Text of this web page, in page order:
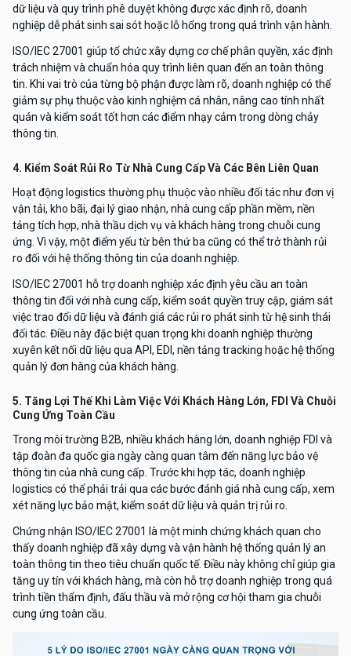
dữ liệu và quy trình phê duyệt không được xác định rõ, doanh
nghiệp dễ phát sinh sai sót hoặc lỗ hổng trong quá trình vận hành.
ISO/IEC 27001 giúp tổ chức xây dựng cơ chế phân quyền, xác định
trách nhiệm và chuẩn hóa quy trình liên quan đến an toàn thông
tin. Khi vai trò của từng bộ phận được làm rõ, doanh nghiệp có thể
giảm sự phụ thuộc vào kinh nghiệm cá nhân, nâng cao tính nhất
quán và kiểm soát tốt hơn các điểm nhạy cảm trong dòng chảy
thông tin.
4. Kiểm Soát Rủi Ro Từ Nhà Cung Cấp Và Các Bên Liên Quan
Hoạt động logistics thường phụ thuộc vào nhiều đối tác như đơn vị
vận tải, kho bãi, đại lý giao nhận, nhà cung cấp phần mềm, nền
tảng tích hợp, nhà thầu dịch vụ và khách hàng trong chuỗi cung
ứng. Vì vậy, một điểm yếu từ bên thứ ba cũng có thể trở thành rủi
ro đối với hệ thống thông tin của doanh nghiệp.
ISO/IEC 27001 hỗ trợ doanh nghiệp xác định yêu cầu an toàn
thông tin đối với nhà cung cấp, kiểm soát quyền truy cập, giám sát
việc trao đổi dữ liệu và đánh giá các rủi ro phát sinh từ hệ sinh thái
đối tác. Điều này đặc biệt quan trọng khi doanh nghiệp thường
xuyên kết nối dữ liệu qua API, EDI, nền tảng tracking hoặc hệ thống
quản lý đơn hàng của khách hàng.
5. Tăng Lợi Thế Khi Làm Việc Với Khách Hàng Lớn, FDI Và Chuỗi
Cung Ứng Toàn Cầu
Trong môi trường B2B, nhiều khách hàng lớn, doanh nghiệp FDI và
tập đoàn đa quốc gia ngày càng quan tâm đến năng lực bảo vệ
thông tin của nhà cung cấp. Trước khi hợp tác, doanh nghiệp
logistics có thể phải trải qua các bước đánh giá nhà cung cấp, xem
xét năng lực bảo mật, kiểm soát dữ liệu và quản trị rủi ro.
Chứng nhận ISO/IEC 27001 là một minh chứng khách quan cho
thấy doanh nghiệp đã xây dựng và vận hành hệ thống quản lý an
toàn thông tin theo tiêu chuẩn quốc tế. Điều này không chỉ giúp gia
tăng uy tín với khách hàng, mà còn hỗ trợ doanh nghiệp trong quá
trình tiền thẩm định, đấu thầu và mở rộng cơ hội tham gia chuỗi
cung ứng toàn cầu.